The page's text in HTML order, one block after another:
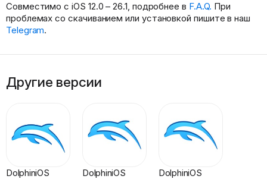
Совместимо с iOS 12.0 – 26.1, подробнее в F.A.Q. При
проблемах со скачиванием или установкой пишите в наш
Telegram.
Другие версии
DolphiniOS DolphiniOS DolphiniOS